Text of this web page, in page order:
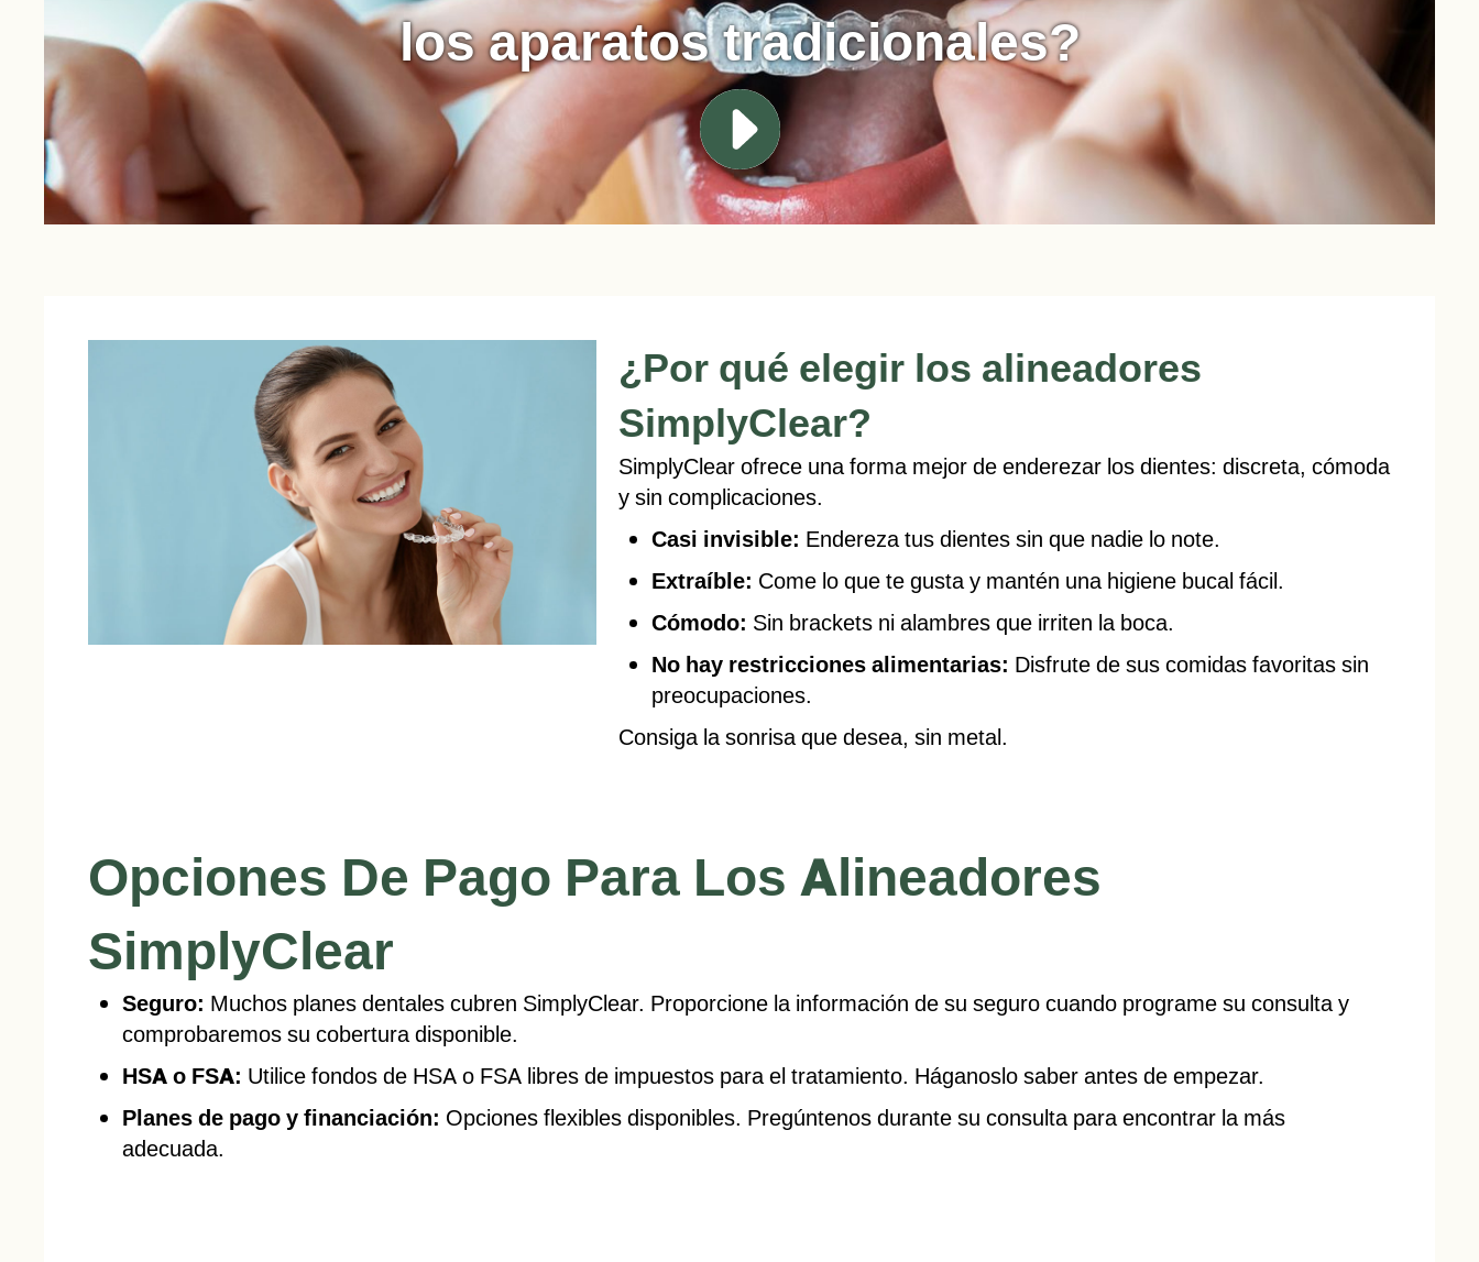
los aparatos tradicionales?
¿Por qué elegir los alineadores
SimplyClear?
SimplyClear ofrece una forma mejor de enderezar los dientes: discreta, cómoda
y sin complicaciones.
Casi invisible: Endereza tus dientes sin que nadie lo note.
Extraíble: Come lo que te gusta y mantén una higiene bucal fácil.
Cómodo: Sin brackets ni alambres que irriten la boca.
No hay restricciones alimentarias: Disfrute de sus comidas favoritas sin
preocupaciones.
Consiga la sonrisa que desea, sin metal.
Opciones De Pago Para Los Alineadores
SimplyClear
Seguro: Muchos planes dentales cubren SimplyClear. Proporcione la información de su seguro cuando programe su consulta y
comprobaremos su cobertura disponible.
HSA o FSA: Utilice fondos de HSA o FSA libres de impuestos para el tratamiento. Háganoslo saber antes de empezar.
Planes de pago y financiación: Opciones flexibles disponibles. Pregúntenos durante su consulta para encontrar la más
adecuada.